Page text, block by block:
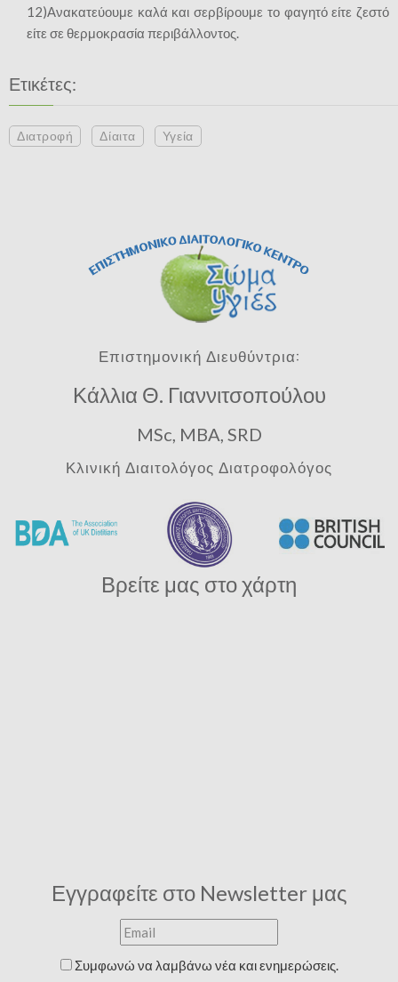
12)Ανακατεύουμε καλά και σερβίρουμε το φαγητό είτε ζεστό
είτε σε θερμοκρασία περιβάλλοντος.
Ετικέτες:
Διατροφή Δίαιτα Υγεία
Επιστημονική Διευθύντρια:
Κάλλια Θ. Γιαννιτσοπούλου
MSc, MBA, SRD
Κλινική Διαιτολόγος Διατροφολόγος
Βρείτε μας στο χάρτη
Εγγραφείτε στο Newsletter μας
Συμφωνώ να λαμβάνω νέα και ενημερώσεις.